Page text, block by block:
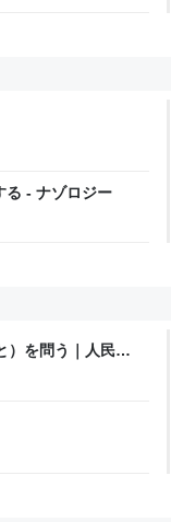
る - ナゾロジー
）を問う｜人民新